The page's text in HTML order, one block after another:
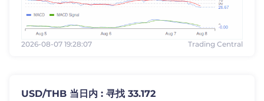
2026-08-07 19:28:07 Trading Central
USD/THB 当日内 : 寻找 33.172